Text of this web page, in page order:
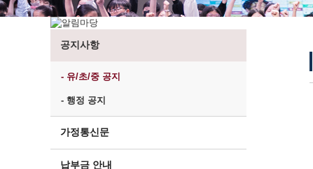
공지사항
- 유/초/중 공지
- 행정 공지
가정통신문
납부금 안내